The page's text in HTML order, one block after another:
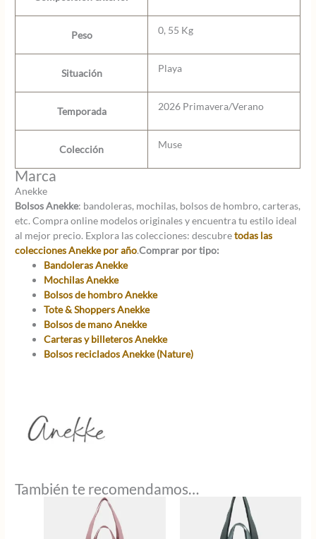
Peso 0, 55 Kg
Situación Playa
Temporada 2026 Primavera/Verano
Colección Muse
Marca
Anekke
Bolsos Anekke: bandoleras, mochilas, bolsos de hombro, carteras,
etc. Compra online modelos originales y encuentra tu estilo ideal
al mejor precio. Explora las colecciones: descubretodas las
colecciones Anekke por año.Comprar por tipo:
Bandoleras Anekke
Mochilas Anekke
Bolsos de hombro Anekke
Tote & Shoppers Anekke
Bolsos de mano Anekke
Carteras y billeteros Anekke
Bolsos reciclados Anekke (Nature)
También te recomendamos…